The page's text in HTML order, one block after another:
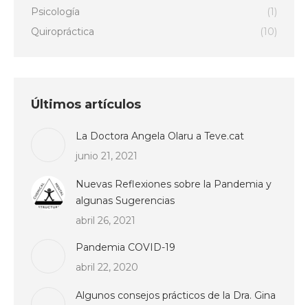
Psicología
(1)
Quiropráctica
(10)
Últimos artículos
La Doctora Angela Olaru a Teve.cat
junio 21, 2021
Nuevas Reflexiones sobre la Pandemia y
algunas Sugerencias
abril 26, 2021
Pandemia COVID-19
abril 22, 2020
Algunos consejos prácticos de la Dra. Gina